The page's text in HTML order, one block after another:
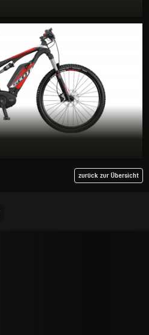
zurück zur Übersicht